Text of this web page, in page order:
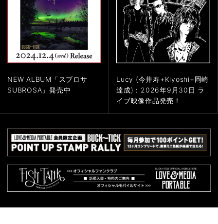
NEW ALBUM「スブロサ
SUBROSA」発売中
Lucy (今井寿+Kiyoshi+岡崎
達成)：2026年9月30日 ラ
イブ映像作品発売！